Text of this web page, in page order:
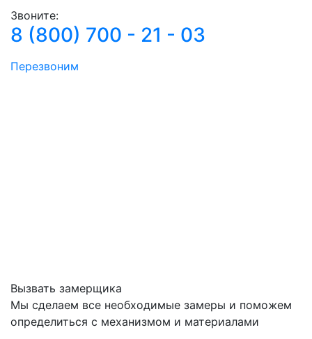
Звоните:
8 (800) 700 - 21 - 03
Перезвоним
Вызвать замерщика
Мы сделаем все необходимые замеры и поможем
определиться с механизмом и материалами